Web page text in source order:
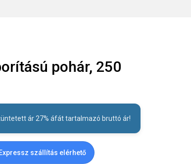
pohár, 250
ár 27% áfát tartalmazó bruttó ár!
Expressz szállítás elérhető